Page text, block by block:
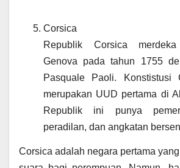
Corsica
Republik Corsica
Genova pada tahun 1755
Pasquale Paoli. Konstistusi
merupakan UUD pertama di
Republik ini punya
peradilan, dan angkatan
Corsica adalah negara pertama